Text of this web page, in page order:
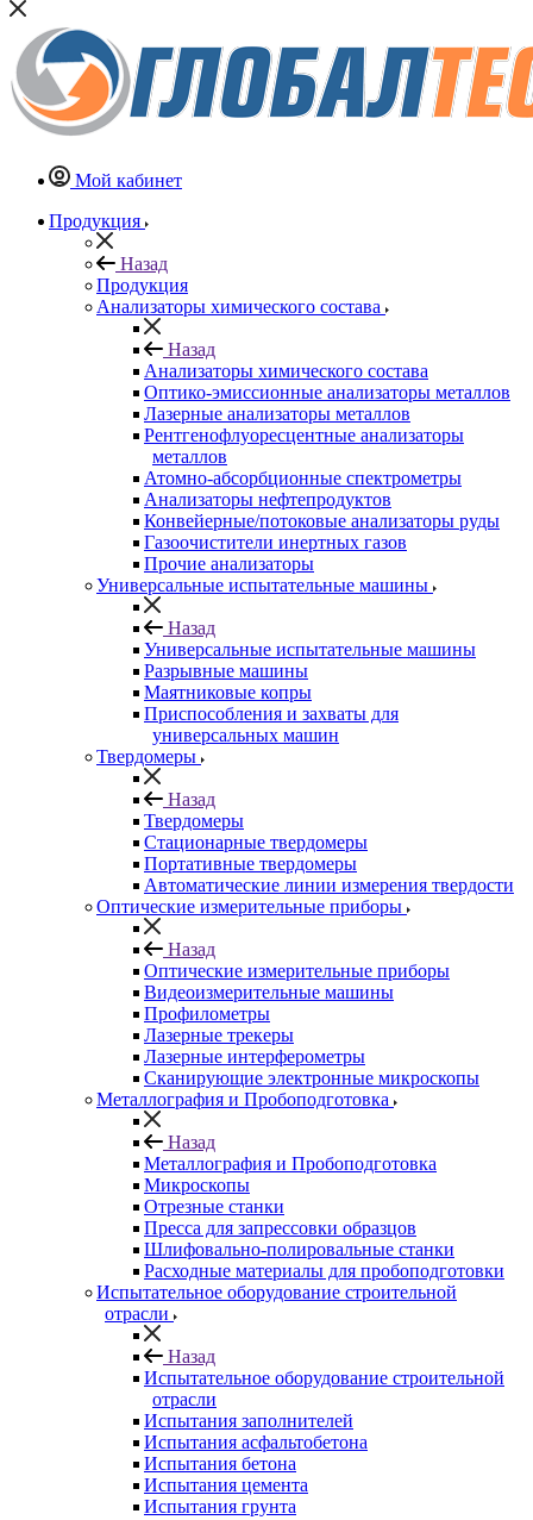
Мой кабинет
Продукция
Назад
Продукция
Анализаторы химического состава
Назад
Анализаторы химического состава
Оптико-эмиссионные анализаторы металлов
Лазерные анализаторы металлов
Рентгенофлуоресцентные анализаторы
металлов
Атомно-абсорбционные спектрометры
Анализаторы нефтепродуктов
Конвейерные/потоковые анализаторы руды
Газоочистители инертных газов
Прочие анализаторы
Универсальные испытательные машины
Назад
Универсальные испытательные машины
Разрывные машины
Маятниковые копры
Приспособления и захваты для
универсальных машин
Твердомеры
Назад
Твердомеры
Стационарные твердомеры
Портативные твердомеры
Автоматические линии измерения твердости
Оптические измерительные приборы
Назад
Оптические измерительные приборы
Видеоизмерительные машины
Профилометры
Лазерные трекеры
Лазерные интерферометры
Сканирующие электронные микроскопы
Металлография и Пробоподготовка
Назад
Металлография и Пробоподготовка
Микроскопы
Отрезные станки
Пресса для запрессовки образцов
Шлифовально-полировальные станки
Расходные материалы для пробоподготовки
Испытательное оборудование строительной
отрасли
Назад
Испытательное оборудование строительной
отрасли
Испытания заполнителей
Испытания асфальтобетона
Испытания бетона
Испытания цемента
Испытания грунта